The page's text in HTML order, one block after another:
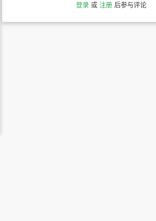
登录 或 注册 后参与评论